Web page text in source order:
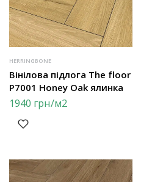
HERRINGBONE
Вінілова підлога The floor
P7001 Honey Oak ялинка
1940 грн/м2